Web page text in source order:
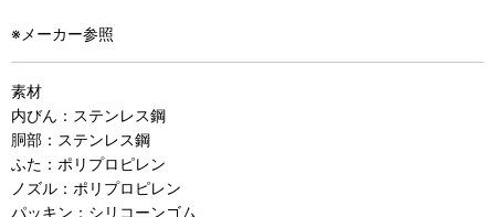
※メーカー参照
素材
内びん：ステンレス鋼
胴部：ステンレス鋼
ふた：ポリプロピレン
ノズル：ポリプロピレン
パッキン：シリコーンゴム